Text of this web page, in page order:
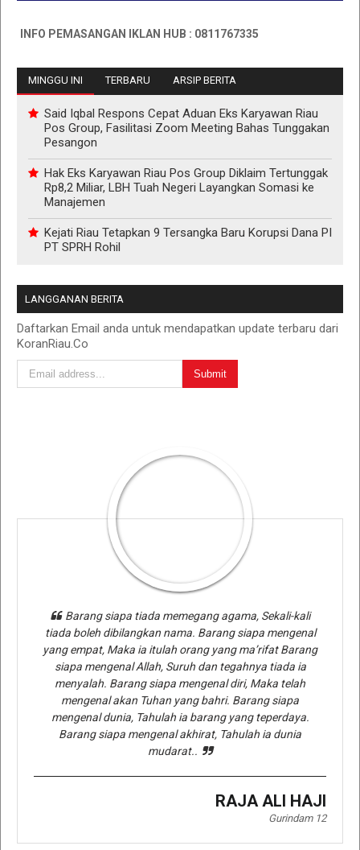
PEMASANGAN IKLAN HUB : 0811767335
MINGGU INI TERBARU ARSIP BERITA
Said Iqbal Respons Cepat Aduan Eks Karyawan Riau
Pos Group, Fasilitasi Zoom Meeting Bahas Tunggakan
Pesangon
Hak Eks Karyawan Riau Pos Group Diklaim Tertunggak
Rp8,2 Miliar, LBH Tuah Negeri Layangkan Somasi ke
Manajemen
Kejati Riau Tetapkan 9 Tersangka Baru Korupsi Dana PI
PT SPRH Rohil
LANGGANAN BERITA
Daftarkan Email anda untuk mendapatkan update terbaru dari
KoranRiau.Co
Barang siapa tiada memegang agama, Sekali-kali
tiada boleh dibilangkan nama. Barang siapa mengenal
yang empat, Maka ia itulah orang yang ma’rifat Barang
siapa mengenal Allah, Suruh dan tegahnya tiada ia
menyalah. Barang siapa mengenal diri, Maka telah
mengenal akan Tuhan yang bahri. Barang siapa
mengenal dunia, Tahulah ia barang yang teperdaya.
Barang siapa mengenal akhirat, Tahulah ia dunia
mudarat..
RAJA ALI HAJI
Gurindam 12